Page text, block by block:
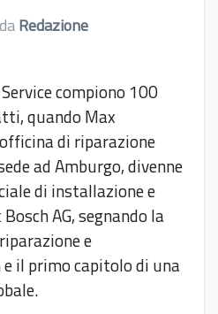
Redazione
compiono 100
quando Max
di riparazione
ad Amburgo, divenne
di installazione e
AG, segnando la
e
il primo capitolo di una